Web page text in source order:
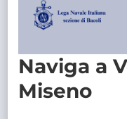
Naviga a
Miseno